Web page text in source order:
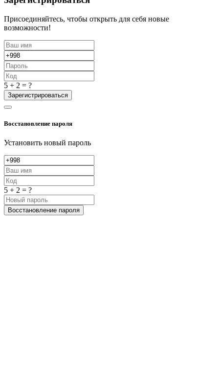
Присоединяйтесь, чтобы открыть для себя новые
возможности!
5 + 2 = ?
Зарегистрироваться
Восстановление пароля
Установить новый пароль
5 + 2 = ?
Восстановление пароля